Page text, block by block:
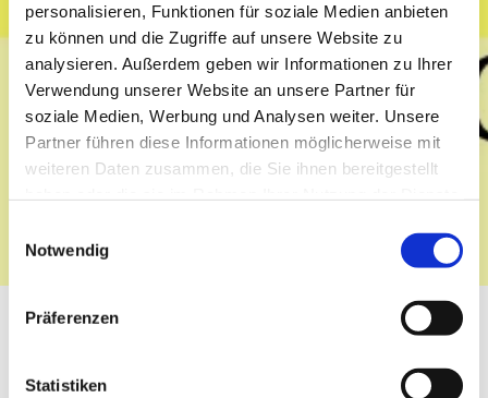
personalisieren, Funktionen für soziale Medien anbieten
zu können und die Zugriffe auf unsere Website zu
analysieren. Außerdem geben wir Informationen zu Ihrer
Verwendung unserer Website an unsere Partner für
soziale Medien, Werbung und Analysen weiter. Unsere
Partner führen diese Informationen möglicherweise mit
weiteren Daten zusammen, die Sie ihnen bereitgestellt
Notwendig
Präferenzen
Statistiken
Weinbau. Heute kann der eigene Wein in einer